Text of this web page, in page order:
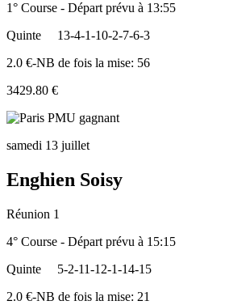
1° Course - Départ prévu à 13:55
Quinte
13-4-1-10-2-7-6-3
2.0 €-NB de fois la mise: 56
3429.80 €
samedi 13 juillet
Enghien Soisy
Réunion 1
4° Course - Départ prévu à 15:15
Quinte
5-2-11-12-1-14-15
2.0 €-NB de fois la mise: 21